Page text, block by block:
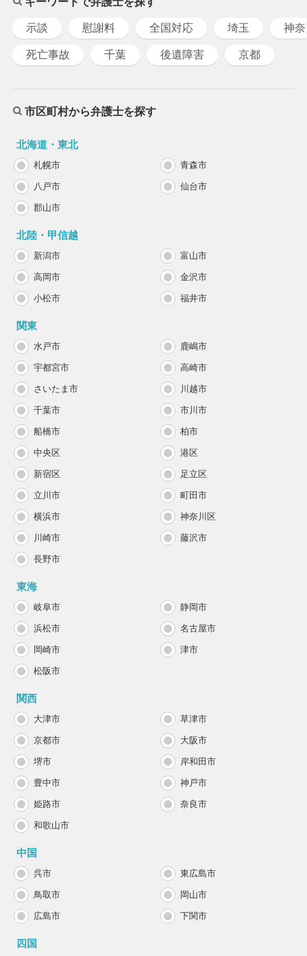
示談 慰謝料 全国対応 埼玉 神
死亡事故 千葉 後遺障害 京都
市区町村から弁護士を探す
北海道・東北
札幌市 青森市
八戸市 仙台市
郡山市
北陸・甲信越
新潟市 富山市
高岡市 金沢市
小松市 福井市
関東
水戸市 鹿嶋市
宇都宮市 高崎市
さいたま市 川越市
千葉市 市川市
船橋市 柏市
中央区 港区
新宿区 足立区
立川市 町田市
横浜市 神奈川区
川崎市 藤沢市
長野市
東海
岐阜市 静岡市
浜松市 名古屋市
岡崎市 津市
松阪市
関西
大津市 草津市
京都市 大阪市
堺市 岸和田市
豊中市 神戸市
姫路市 奈良市
和歌山市
中国
呉市 東広島市
鳥取市 岡山市
広島市 下関市
四国